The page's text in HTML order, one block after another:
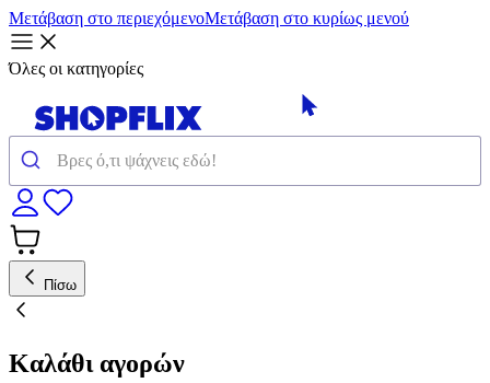
Μετάβαση στο περιεχόμενοΜετάβαση στο κυρίως μενού
Όλες οι κατηγορίες
Πίσω
Καλάθι αγορών